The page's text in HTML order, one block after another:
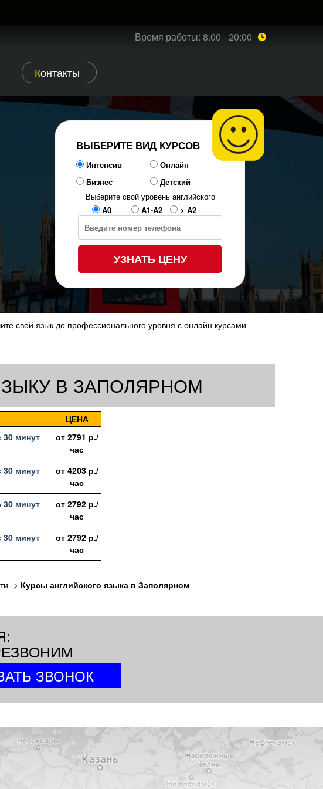
Время работы: 8.00 - 20:00
Контакты
ВЫБЕРИТЕ ВИД КУРСОВ
Интенсив
Онлайн
Бизнес
Детский
Выберите свой уровень английского
A0
A1-A2 > A2
УЗНАТЬ ЦЕНУ
свой язык до профессионального уровня с онлайн курсами
В ЗАПОЛЯРНОМ
ЦЕНА
30 минут
от 2791 р./
час
30 минут
от 4203 р./
час
30 минут
от 2792 р./
час
30 минут
от 2792 р./
час
-> Курсы английского языка в Заполярном